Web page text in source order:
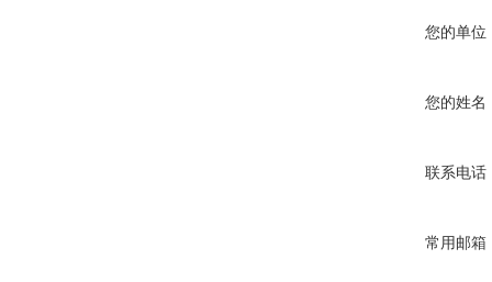
您的单位
您的姓名
联系电话
常用邮箱